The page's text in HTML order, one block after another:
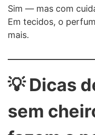
Sim — mas com
Em tecidos, o
mais.
💡 Dicas
sem